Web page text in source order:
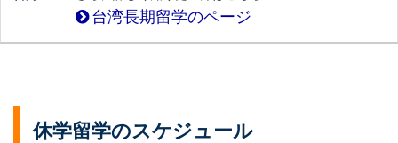
台湾長期留学のページ
休学留学のスケジュール